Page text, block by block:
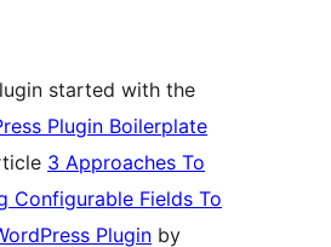
started with the
Plugin Boilerplate
3 Approaches To
Configurable Fields To
Plugin by